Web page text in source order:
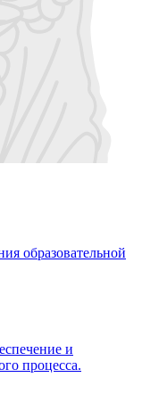
образовательной
и
процесса.